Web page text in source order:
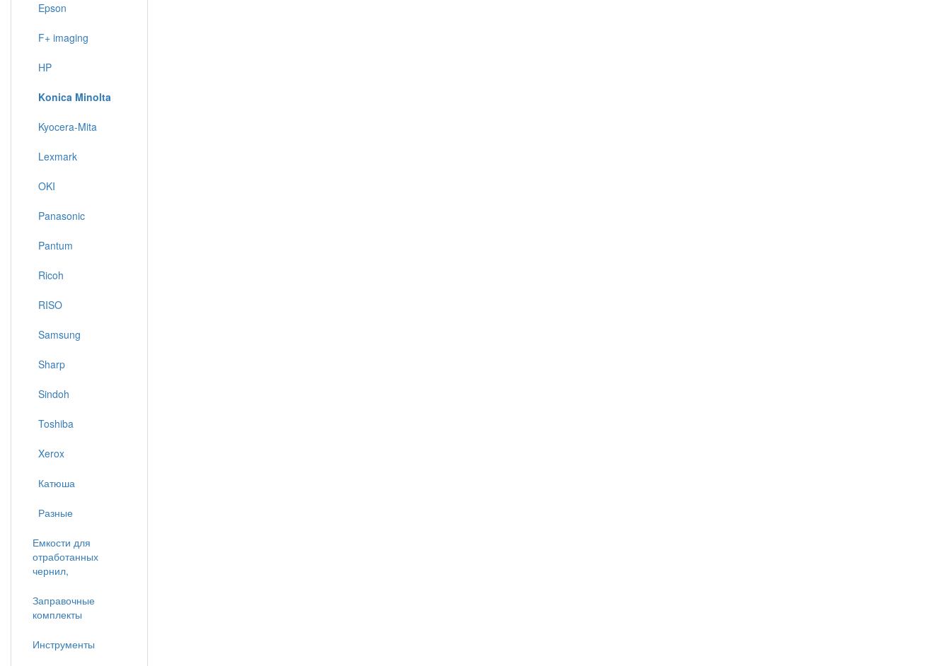
Epson
F+ imaging
HP
Konica Minolta
Kyocera-Mita
Lexmark
OKI
Panasonic
Pantum
Ricoh
RISO
Samsung
Sharp
Sindoh
Toshiba
Xerox
Катюша
Разные
Емкости для
отработанных
чернил,
Заправочные
комплекты
Инструменты